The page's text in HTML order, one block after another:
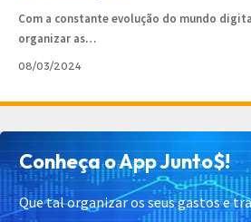
Com a constante evolução do mundo
organizar as…
08/03/2024
Termos de Uso Contato
Conheça o App Junto$!
Que tal organizar os seus gastos e